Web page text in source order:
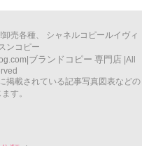
売各種、 シャネルコピールイヴィ
ンコピー
ブランドコピー 専門店 |All
掲載されている記事写真図表などの
す。